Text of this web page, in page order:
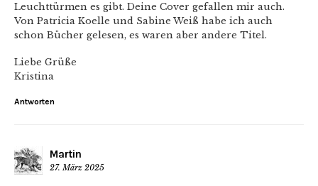
Leuchttürmen es gibt. Deine Cover gefallen mir auch.
Von Patricia Koelle und Sabine Weiß habe ich auch
schon Bücher gelesen, es waren aber andere Titel.
Liebe Grüße
Kristina
Antworten
Martin
27. März 2025